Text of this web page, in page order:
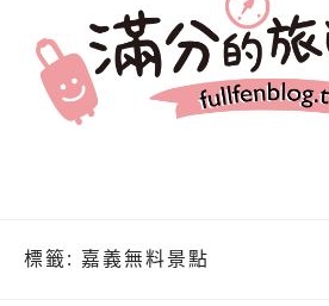
標籤: 嘉義無料景點